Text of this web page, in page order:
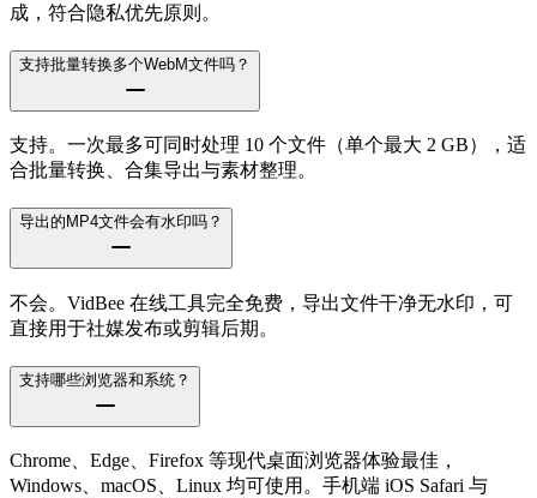
成，符合隐私优先原则。
支持批量转换多个WebM文件吗？
支持。一次最多可同时处理 10 个文件（单个最大 2 GB），适
合批量转换、合集导出与素材整理。
导出的MP4文件会有水印吗？
不会。VidBee 在线工具完全免费，导出文件干净无水印，可
直接用于社媒发布或剪辑后期。
支持哪些浏览器和系统？
Chrome、Edge、Firefox 等现代桌面浏览器体验最佳，
Windows、macOS、Linux 均可使用。手机端 iOS Safari 与